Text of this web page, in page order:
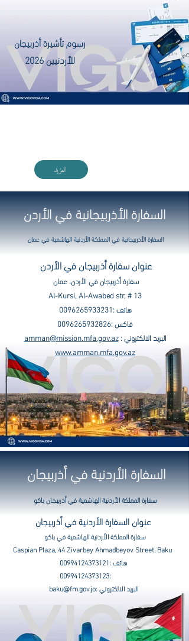
رسوم تأشيرة أذربيجان
للأردنيين 2026
المزيد
السفارة الأذربيجانية في الأردن
السفارة الأذربيجانية في المملكة الأردنية الهاشمية في عمان
عنوان سفارة أذربيجان في الأردن
سفارة أذربيجان في الأردن، عمان
Al-Kursi, Al-Awabed str, # 13
هاتف :0096265933231
فاكس :0096265932826
البريد الالكتروني :amman@mission.mfa.gov.az
www.amman.mfa.gov.az
السفارة الأردنية في أذربيجان
سفارة المملكة الأردنية الهاشمية في أذربيجان باكو
عنوان السفارة الأردنية في أذربيجان
سفارة المملكة الأردنية الهاشمية في باكو
هاتف :00994124373121
:
00994124373123
البريد الالكتروني :baku@fm.gov.jo